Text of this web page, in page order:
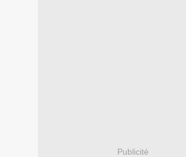
Publicité